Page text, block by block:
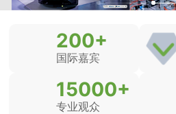
200+
国际嘉宾
15000+
专业观众